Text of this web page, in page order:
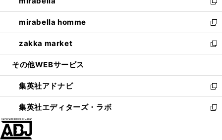
開
く
ウ
で
開
く
ィ
ン
ド
ウ
で
開
い
ウ
ィ
ン
ド
ウ
開
く
新
し
い
ウ
ィ
ン
ウ
で
開
く
mirabella homme
新
し
い
ウ
ン
ド
ウ
で
zakka market
新
し
ウ
ィ
ン
ド
その他WEBサービス
集英社アドナビ
新
し
い
集英社エディターズ・ラボ
新